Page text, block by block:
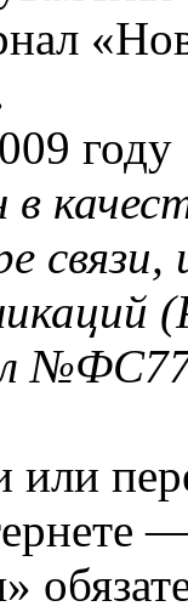
году
в